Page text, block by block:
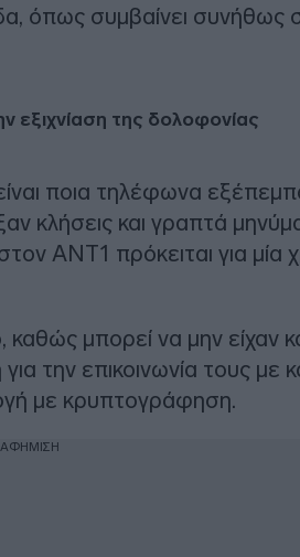
όπως συμβαίνει συνήθως
εξιχνίαση της δολοφονίας
ποια τηλέφωνα
κλήσεις και γραπτά
ΑΝΤ1 πρόκειται για μία
μπορεί να μην είχαν
την επικοινωνία τους με
με κρυπτογράφηση.